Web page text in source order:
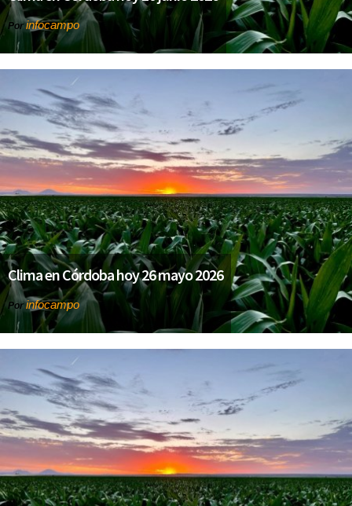
Porinfocampo
Clima en Córdoba hoy 26 mayo 2026
Por infocampo